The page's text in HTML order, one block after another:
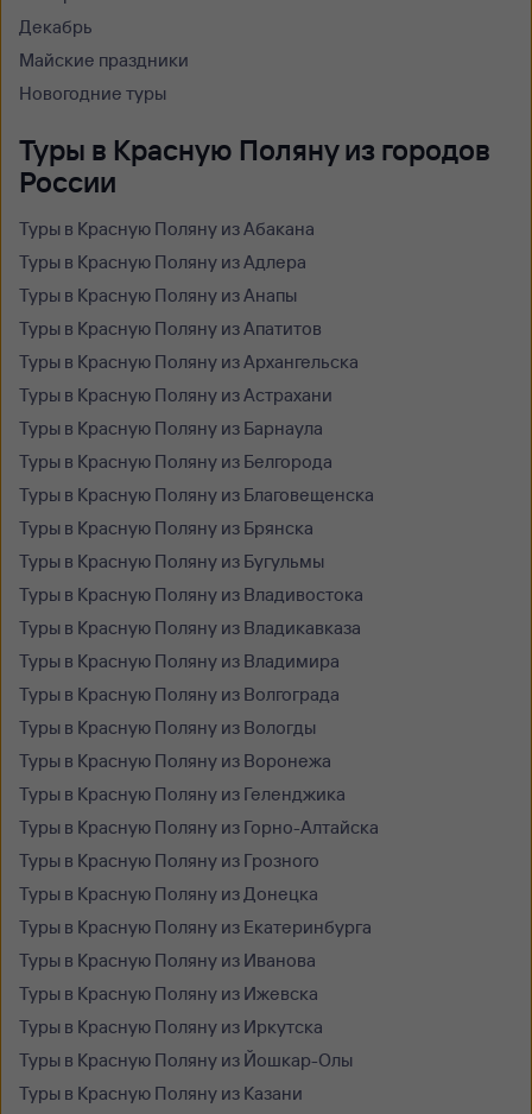
Декабрь
Майские праздники
Новогодние туры
Туры в Красную Поляну из городов
России
Туры в Красную Поляну из Абакана
Туры в Красную Поляну из Адлера
Туры в Красную Поляну из Анапы
Туры в Красную Поляну из Апатитов
Туры в Красную Поляну из Архангельска
Туры в Красную Поляну из Астрахани
Туры в Красную Поляну из Барнаула
Туры в Красную Поляну из Белгорода
Туры в Красную Поляну из Благовещенска
Туры в Красную Поляну из Брянска
Туры в Красную Поляну из Бугульмы
Туры в Красную Поляну из Владивостока
Туры в Красную Поляну из Владикавказа
Туры в Красную Поляну из Владимира
Туры в Красную Поляну из Волгограда
Туры в Красную Поляну из Вологды
Туры в Красную Поляну из Воронежа
Туры в Красную Поляну из Геленджика
Туры в Красную Поляну из Горно-Алтайска
Туры в Красную Поляну из Грозного
Туры в Красную Поляну из Донецка
Туры в Красную Поляну из Екатеринбурга
Туры в Красную Поляну из Иванова
Туры в Красную Поляну из Ижевска
Туры в Красную Поляну из Иркутска
Туры в Красную Поляну из Йошкар-Олы
Туры в Красную Поляну из Казани